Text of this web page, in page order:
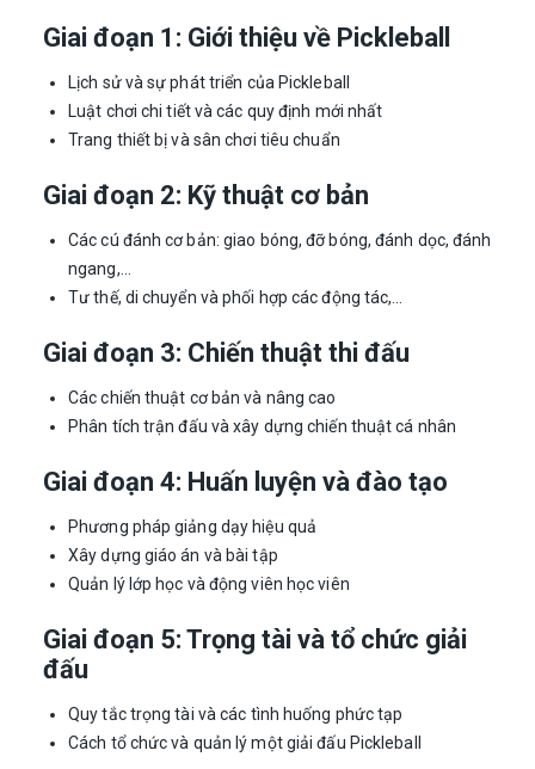
Giai đoạn 1: Giới thiệu về Pickleball
Lịch sử và sự phát triển của Pickleball
Luật chơi chi tiết và các quy định mới nhất
Trang thiết bị và sân chơi tiêu chuẩn
Giai đoạn 2: Kỹ thuật cơ bản
Các cú đánh cơ bản: giao bóng, đỡ bóng, đánh dọc, đánh
ngang,…
Tư thế, di chuyển và phối hợp các động tác,…
Giai đoạn 3: Chiến thuật thi đấu
Các chiến thuật cơ bản và nâng cao
Phân tích trận đấu và xây dựng chiến thuật cá nhân
Giai đoạn 4: Huấn luyện và đào tạo
Phương pháp giảng dạy hiệu quả
Xây dựng giáo án và bài tập
Quản lý lớp học và động viên học viên
Giai đoạn 5: Trọng tài và tổ chức giải
đấu
Quy tắc trọng tài và các tình huống phức tạp
Cách tổ chức và quản lý một giải đấu Pickleball